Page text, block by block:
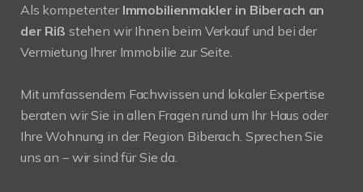
Als kompetenter Immobilienmakler in Biberach an
der Riß stehen wir Ihnen beim Verkauf und bei der
Vermietung Ihrer Immobilie zur Seite.
Mit umfassendem Fachwissen und lokaler Expertise
beraten wir Sie in allen Fragen rund um Ihr Haus oder
Ihre Wohnung in der Region Biberach. Sprechen Sie
uns an – wir sind für Sie da.